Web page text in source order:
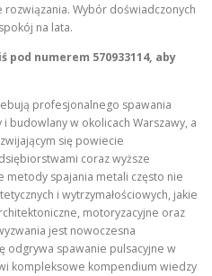
Wybór doświadczonych
na lata.
pod numerem 570933114, aby
profesjonalnego spawania
i budowlany w okolicach Warszawy, a
się powiecie
coraz wyższe
metody spajania metali często nie
i wytrzymałościowych, jakie
motoryzacyjne oraz
jest nowoczesna
odgrywa spawanie pulsacyjne w
kompleksowe kompendium wiedzy